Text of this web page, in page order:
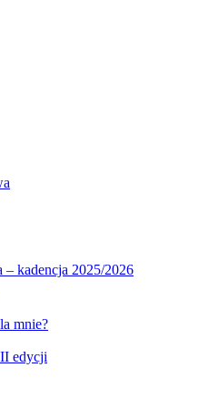
– kadencja 2025/2026
mnie?
edycji